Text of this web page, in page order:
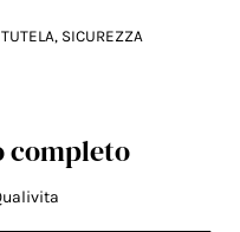
, SICUREZZA
completo